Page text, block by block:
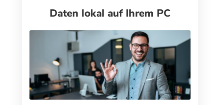
Daten lokal auf Ihrem PC